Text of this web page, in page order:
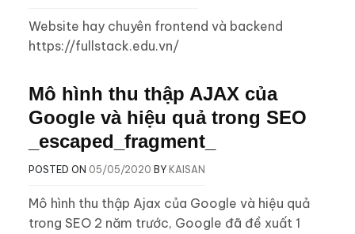
Website hay chuyên frontend và backend
https://fullstack.edu.vn/
Mô hình thu thập AJAX của
Google và hiệu quả trong SEO
_escaped_fragment_
POSTED ON 05/05/2020 BY KAISAN
Mô hình thu thập Ajax của Google và hiệu quả
trong SEO 2 năm trước, Google đã đề xuất 1